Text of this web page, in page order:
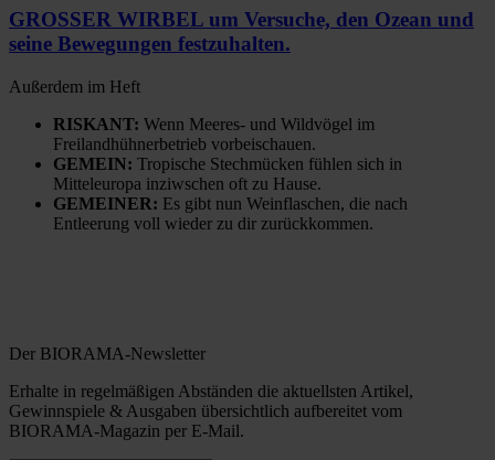
GROSSER WIRBEL um Versuche, den Ozean und
seine Bewegungen festzuhalten.
Außerdem im Heft
RISKANT: Wenn Meeres- und Wildvögel im
Freilandhühnerbetrieb vorbeischauen.
GEMEIN: Tropische Stechmücken fühlen sich in
Mitteleuropa inziwschen oft zu Hause.
GEMEINER: Es gibt nun Weinflaschen, die nach
Entleerung voll wieder zu dir zurückkommen.
Der BIORAMA-Newsletter
Erhalte in regelmäßigen Abständen die aktuellsten Artikel,
Gewinnspiele & Ausgaben übersichtlich aufbereitet vom
BIORAMA-Magazin per E-Mail.